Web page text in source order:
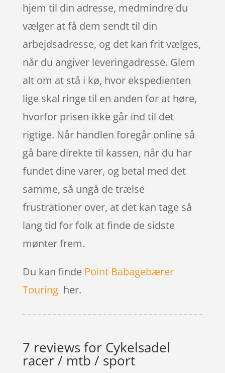
hjem til din adresse, medmindre du
vælger at få dem sendt til din
arbejdsadresse, og det kan frit vælges,
når du angiver leveringadresse. Glem
alt om at stå i kø, hvor ekspedienten
lige skal ringe til en anden for at høre,
hvorfor prisen ikke går ind til det
rigtige. Når handlen foregår online så
gå bare direkte til kassen, når du har
fundet dine varer, og betal med det
samme, så ungå de trælse
frustrationer over, at det kan tage så
lang tid for folk at finde de sidste
mønter frem.
Du kan finde Point Babagebærer
Touringher.
7 reviews for Cykelsadel
racer / mtb / sport